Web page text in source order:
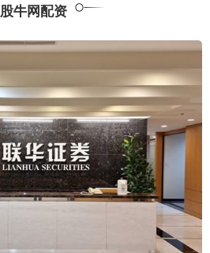
股牛网配资